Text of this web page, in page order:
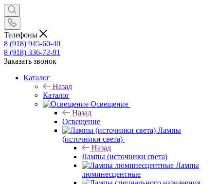
Телефоны
8 (918) 945-60-40
8 (918) 336-72-91
Заказать звонок
Каталог
Назад
Каталог
Освещение
Назад
Освещение
Лампы
(источники света)
Назад
Лампы (источники света)
Лампы
люминесцентные